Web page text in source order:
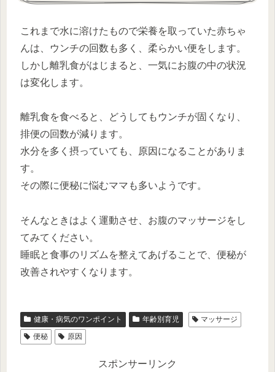
これまで水に溶けたもので栄養を取っていた赤ちゃ
んは、ウンチの回数も多く、柔らかい便をします。
しかし離乳食がはじまると、一気にお腹の中の状況
は変化します。
離乳食を食べると、どうしてもウンチが固くなり、
排便の回数が減ります。
水分を多く摂っていても、原因になることがありま
す。
その際に便秘に悩むママも多いようです。
そんなときはよく運動させ、お腹のマッサージをし
てみてください。
睡眠と食事のリズムを整えてあげることで、便秘が
改善されやすくなります。
健康・病気のワンポイント 年齢別育児
マッサージ
便秘
原因
スポンサーリンク